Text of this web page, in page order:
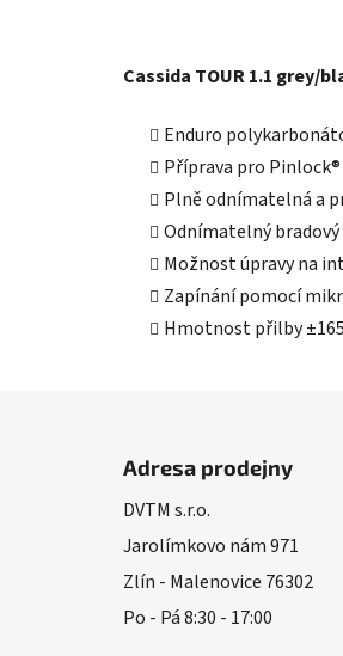
Cassida TOUR 1.1 grey/
Enduro
Příprava pro
Plně odnímatelná a
Odnímatelný
Možnost úpravy na
Zapínání pomocí
Hmotnost přilby
Adresa prodejny
DVTM s.r.o.
Jarolímkovo nám 971
Zlín - Malenovice 76302
Po - Pá 8:30 - 17:00